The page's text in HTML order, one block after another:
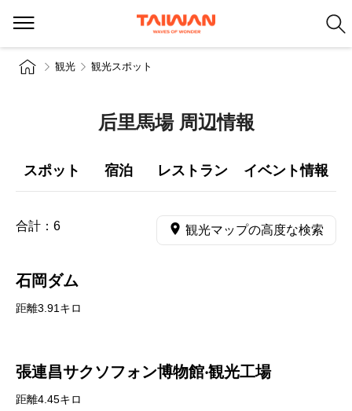
観光 観光スポット
后里馬場 周辺情報
スポット 宿泊 レストラン イベント情報
合計： 6 観光マップの高度な検索
石岡ダム
距離3.91キロ
張連昌サクソフォン博物館‧観光工場
距離4.45キロ